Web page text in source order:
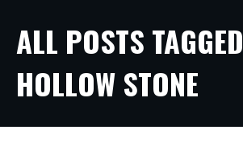
ALL POSTS TAGGED
HOLLOW STONE